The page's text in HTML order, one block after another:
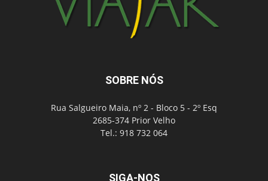
SOBRE NÓS
Rua Salgueiro Maia, nº 2 - Bloco 5 - 2º Esq
2685-374 Prior Velho
Tel.: 918 732 064
SIGA-NOS